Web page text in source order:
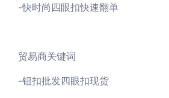
-快时尚四眼扣快速翻单
贸易商关键词
-钮扣批发四眼扣现货